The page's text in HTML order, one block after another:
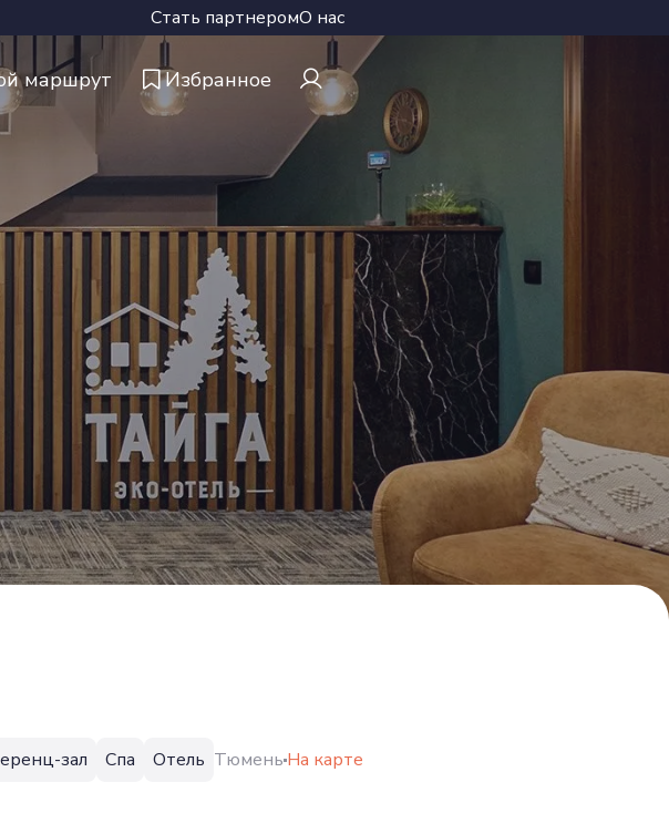
Стать партнеромО нас
маршрут Избранное
зал Спа Отель ТюменьНа карте